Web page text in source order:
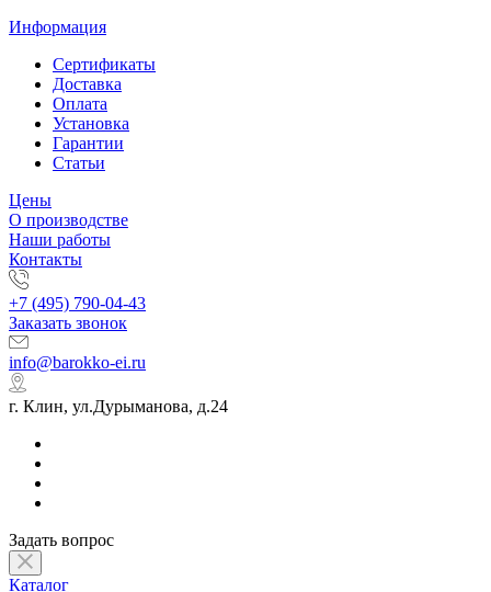
Информация
Сертификаты
Доставка
Оплата
Установка
Гарантии
Статьи
Цены
О производстве
Наши работы
Контакты
+7 (495) 790-04-43
Заказать звонок
info@barokko-ei.ru
г. Клин, ул.Дурыманова, д.24
Задать вопрос
Каталог